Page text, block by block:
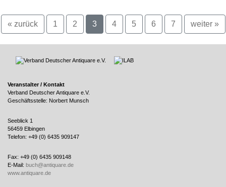
« zurück 1 2 3 4 5 6 7 weiter »
Veranstalter / Kontakt
Verband Deutscher Antiquare e.V.
Geschäftsstelle: Norbert Munsch
Seeblick 1
56459 Elbingen
Telefon: +49 (0) 6435 909147
Fax: +49 (0) 6435 909148
E-Mail: buch@antiquare.de
www.antiquare.de